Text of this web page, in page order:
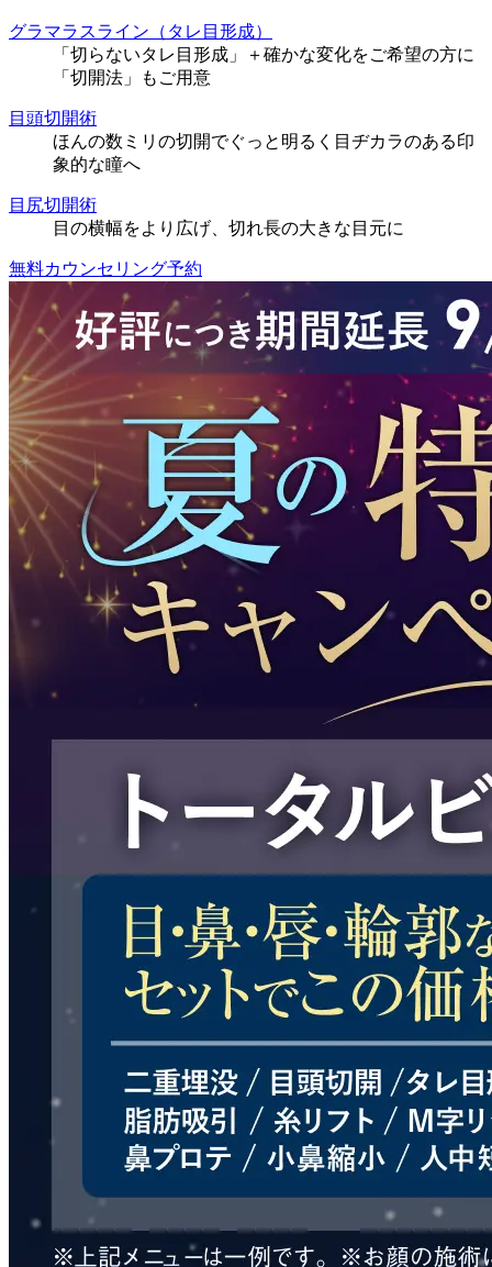
グラマラスライン（タレ目形成）
「切らないタレ目形成」＋確かな変化をご希望の方に
「切開法」もご用意
目頭切開術
ほんの数ミリの切開でぐっと明るく目ヂカラのある印
象的な瞳へ
目尻切開術
目の横幅をより広げ、切れ長の大きな目元に
無料カウンセリング予約